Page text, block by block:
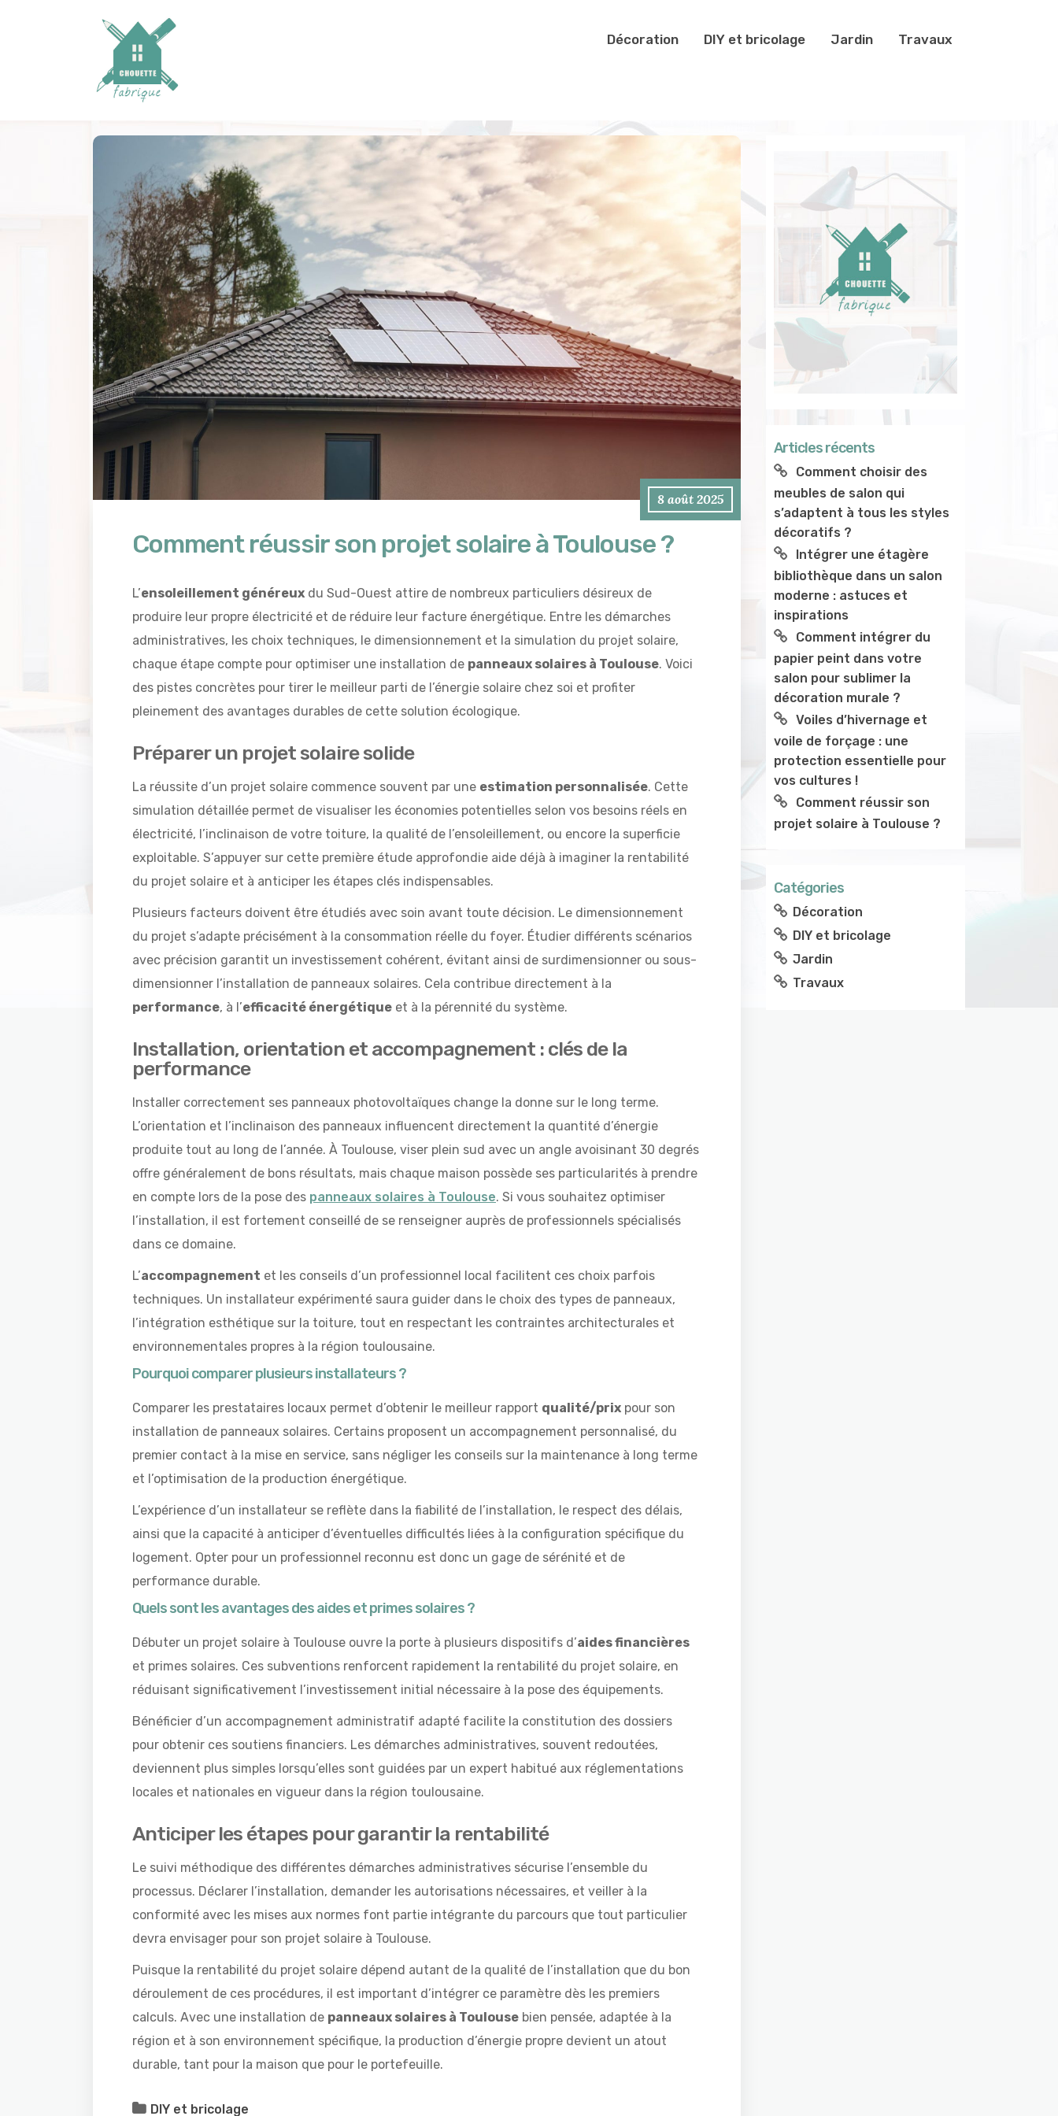
Décoration DIY et bricolage Jardin Travaux
8 août 2025
Comment réussir son projet solaire à Toulouse ?
L’ensoleillement généreux du Sud-Ouest attire de nombreux particuliers désireux de
produire leur propre électricité et de réduire leur facture énergétique. Entre les démarches
administratives, les choix techniques, le dimensionnement et la simulation du projet solaire,
chaque étape compte pour optimiser une installation de panneaux solaires à Toulouse. Voici
des pistes concrètes pour tirer le meilleur parti de l’énergie solaire chez soi et profiter
pleinement des avantages durables de cette solution écologique.
Préparer un projet solaire solide
La réussite d’un projet solaire commence souvent par une estimation personnalisée. Cette
simulation détaillée permet de visualiser les économies potentielles selon vos besoins réels en
électricité, l’inclinaison de votre toiture, la qualité de l’ensoleillement, ou encore la superficie
exploitable. S’appuyer sur cette première étude approfondie aide déjà à imaginer la rentabilité
du projet solaire et à anticiper les étapes clés indispensables.
Plusieurs facteurs doivent être étudiés avec soin avant toute décision. Le dimensionnement
du projet s’adapte précisément à la consommation réelle du foyer. Étudier différents scénarios
avec précision garantit un investissement cohérent, évitant ainsi de surdimensionner ou sous-
dimensionner l’installation de panneaux solaires. Cela contribue directement à la
performance, à l’efficacité énergétique et à la pérennité du système.
Installation, orientation et accompagnement : clés de la
performance
Installer correctement ses panneaux photovoltaïques change la donne sur le long terme.
L’orientation et l’inclinaison des panneaux influencent directement la quantité d’énergie
produite tout au long de l’année. À Toulouse, viser plein sud avec un angle avoisinant 30 degrés
offre généralement de bons résultats, mais chaque maison possède ses particularités à prendre
en compte lors de la pose des panneaux solaires à Toulouse. Si vous souhaitez optimiser
l’installation, il est fortement conseillé de se renseigner auprès de professionnels spécialisés
dans ce domaine.
L’accompagnement et les conseils d’un professionnel local facilitent ces choix parfois
techniques. Un installateur expérimenté saura guider dans le choix des types de panneaux,
l’intégration esthétique sur la toiture, tout en respectant les contraintes architecturales et
environnementales propres à la région toulousaine.
Pourquoi comparer plusieurs installateurs ?
Comparer les prestataires locaux permet d’obtenir le meilleur rapport qualité/prix pour son
installation de panneaux solaires. Certains proposent un accompagnement personnalisé, du
premier contact à la mise en service, sans négliger les conseils sur la maintenance à long terme
et l’optimisation de la production énergétique.
L’expérience d’un installateur se reflète dans la fiabilité de l’installation, le respect des délais,
ainsi que la capacité à anticiper d’éventuelles difficultés liées à la configuration spécifique du
logement. Opter pour un professionnel reconnu est donc un gage de sérénité et de
performance durable.
Quels sont les avantages des aides et primes solaires ?
Débuter un projet solaire à Toulouse ouvre la porte à plusieurs dispositifs d’aides financières
et primes solaires. Ces subventions renforcent rapidement la rentabilité du projet solaire, en
réduisant significativement l’investissement initial nécessaire à la pose des équipements.
Bénéficier d’un accompagnement administratif adapté facilite la constitution des dossiers
pour obtenir ces soutiens financiers. Les démarches administratives, souvent redoutées,
deviennent plus simples lorsqu’elles sont guidées par un expert habitué aux réglementations
locales et nationales en vigueur dans la région toulousaine.
Anticiper les étapes pour garantir la rentabilité
Le suivi méthodique des différentes démarches administratives sécurise l’ensemble du
processus. Déclarer l’installation, demander les autorisations nécessaires, et veiller à la
conformité avec les mises aux normes font partie intégrante du parcours que tout particulier
devra envisager pour son projet solaire à Toulouse.
Puisque la rentabilité du projet solaire dépend autant de la qualité de l’installation que du bon
déroulement de ces procédures, il est important d’intégrer ce paramètre dès les premiers
calculs. Avec une installation de panneaux solaires à Toulouse bien pensée, adaptée à la
région et à son environnement spécifique, la production d’énergie propre devient un atout
durable, tant pour la maison que pour le portefeuille.
DIY et bricolage
Articles récents
Comment choisir des
meubles de salon qui
s’adaptent à tous les styles
décoratifs ?
Intégrer une étagère
bibliothèque dans un salon
moderne : astuces et
inspirations
Comment intégrer du
papier peint dans votre
salon pour sublimer la
décoration murale ?
Voiles d’hivernage et
voile de forçage : une
protection essentielle pour
vos cultures !
Comment réussir son
projet solaire à Toulouse ?
Catégories
Décoration
DIY et bricolage
Jardin
Travaux